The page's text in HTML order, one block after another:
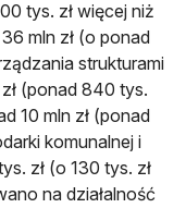
tys. zł więcej niż
mln zł (o ponad
strukturami
(ponad 840 tys.
10 mln zł (ponad
komunalnej i
zł (o 130 tys. zł
na działalność